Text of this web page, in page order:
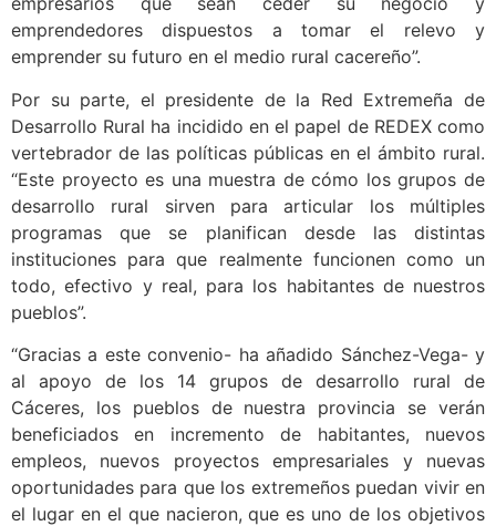
Iglesias ha destacado que la App Pre-Impulsa “está
consiguiendo algo fundamental: hacer
matchingentre
empresarios que sean ceder su negocio y
emprendedores dispuestos a tomar el relevo y
emprender su futuro en el medio rural cacereño”.
Por su parte, el presidente de la Red Extremeña de
Desarrollo Rural ha incidido en el papel de REDEX como
vertebrador de las políticas públicas en el ámbito rural.
“Este proyecto es una muestra de cómo los grupos de
desarrollo rural sirven para articular los múltiples
programas que se planifican desde las distintas
instituciones para que realmente funcionen como un
todo, efectivo y real, para los habitantes de nuestros
pueblos”.
“Gracias a este convenio- ha añadido Sánchez-Vega- y
al apoyo de los 14 grupos de desarrollo rural de
Cáceres, los pueblos de nuestra provincia se verán
beneficiados en incremento de habitantes, nuevos
empleos, nuevos proyectos empresariales y nuevas